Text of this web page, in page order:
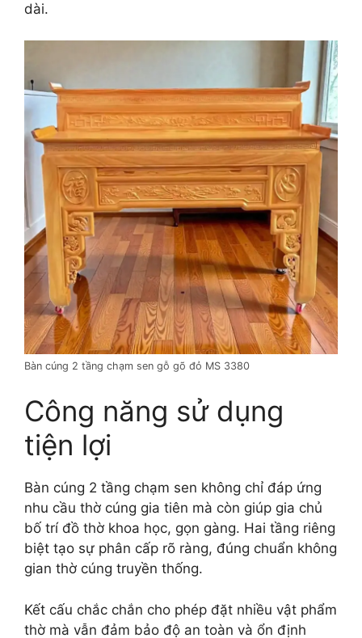
dài.
Bàn cúng 2 tầng chạm sen gỗ gõ đỏ MS 3380
Công năng sử dụng
tiện lợi
Bàn cúng 2 tầng chạm sen không chỉ đáp ứng
nhu cầu thờ cúng gia tiên mà còn giúp gia chủ
bố trí đồ thờ khoa học, gọn gàng. Hai tầng riêng
biệt tạo sự phân cấp rõ ràng, đúng chuẩn không
gian thờ cúng truyền thống.
Kết cấu chắc chắn cho phép đặt nhiều vật phẩm
thờ mà vẫn đảm bảo độ an toàn và ổn định